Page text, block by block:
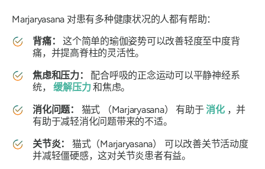
Marjaryasana 对患有多种健康状况的人都有帮助：
背痛：
这个简单的瑜伽姿势可以改善轻度至中度背
痛，并提高脊柱的灵活性。
焦虑和压力：
配合呼吸的正念运动可以平静神经系
统，缓解压力和焦虑。
消化问题：
猫式 （Marjaryasana） 有助于消化，并
有助于减轻消化问题带来的不适。
关节炎：
猫式（Marjaryasana）
可以改善关节活动度
并减轻僵硬感，这对关节炎患者有益。